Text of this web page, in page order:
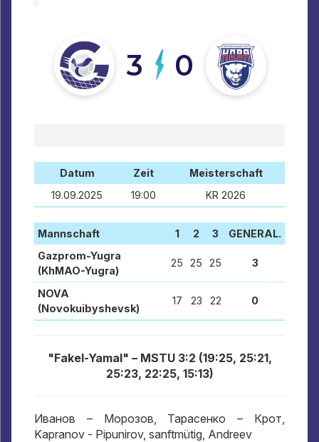
3 0
Datum Zeit
Meisterschaft
19.09.2025
19:00 KR 2026
Mannschaft 1 2 3
GENERAL.
Gazprom-Yugra
(KhMAO-Yugra)
25 25 25 3
NOVA
(Novokuibyshevsk)
17 23 22 0
"Fakel-Yamal" – MSTU 3:2 (19:25, 25:21,
25:23, 22:25, 15:13)
Иванов – Морозов Тарасенко – Крот
Kapranov - Pipunirov, sanftmütig, Andreev